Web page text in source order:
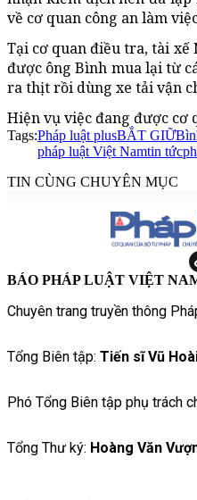
về cơ quan công an làm
Tại cơ quan điều tra, tài xế
được ông Bình mua lại từ
ra thịt rồi dùng xe tải vận
Hiện vụ việc đang được cơ
Tags:Pháp luật plusBẮT GIỮ
pháp luật Việt Namtin tức
TIN CÙNG CHUYÊN MỤC
BÁO PHÁP LUẬT VIỆT
Chuyên trang truyền thông
Tổng Biên tập: Tiến sĩ Vũ
Phó Tổng Biên tập phụ trách
Tổng Thư ký: Hoàng Văn